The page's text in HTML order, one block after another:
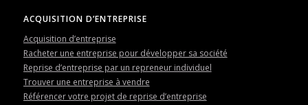
ACQUISITION D’ENTREPRISE
Acquisition d’entreprise
Racheter une entreprise pour développer sa société
Reprise d’entreprise par un repreneur individuel
Trouver une entreprise à vendre
Référencer votre projet de reprise d’entreprise